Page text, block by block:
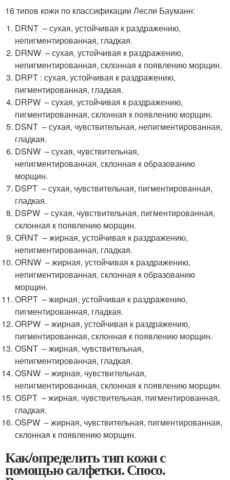
16 типов кожи по классификации Лесли Бауманн:
DRNT – сухая, устойчивая к раздражению,
непигментированная, гладкая.
DRNW – сухая, устойчивая к раздражению,
непигментированная, склонная к появлению морщин.
DRPT : сухая, устойчивая к раздражению,
пигментированная, гладкая.
DRPW – сухая, устойчивая к раздражению,
пигментированная, склонная к появлению морщин.
DSNT – сухая, чувствительная, непигментированная,
гладкая.
DSNW – сухая, чувствительная,
непигментированная, склонная к образованию
морщин.
DSPT – сухая, чувствительная, пигментированная,
гладкая.
DSPW – сухая, чувствительная, пигментированная,
склонная к появлению морщин.
ORNT – жирная, устойчивая к раздражению,
непигментированная, гладкая.
ORNW – жирная, устойчивая к раздражению,
непигментированная, склонная к образованию
морщин.
ORPT – жирная, устойчивая к раздражению,
пигментированная, гладкая.
ORPW – жирная, устойчивая к раздражению,
пигментированная, склонная к появлению морщин.
OSNT – жирная, чувствительная,
непигментированная, гладкая.
OSNW – жирная, чувствительная,
непигментированная, склонная к появлению морщин.
OSPT – жирная, чувствительная, пигментированная,
гладкая.
OSPW – жирная, чувствительная, пигментированная,
склонная к появлению морщин.
Как/определить тип кожи с
помощью салфетки. Спосо.